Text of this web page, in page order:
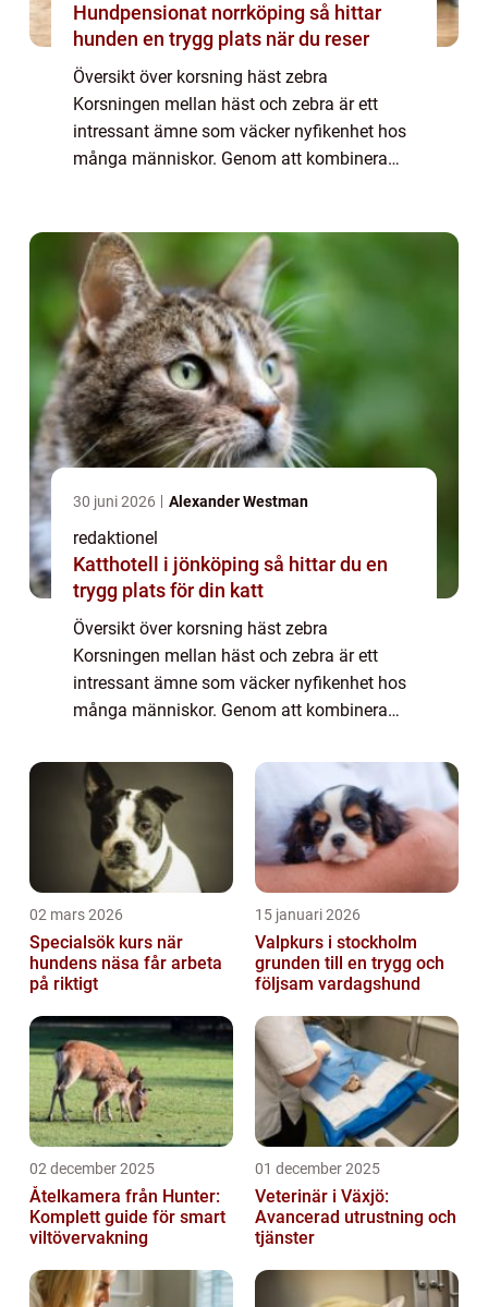
Hundpensionat norrköping så hittar
hunden en trygg plats när du reser
Översikt över korsning häst zebra
Korsningen mellan häst och zebra är ett
intressant ämne som väcker nyfikenhet hos
många människor. Genom att kombinera
kommer att ge ...
30 juni 2026 Alexander Westman
redaktionel
Katthotell i jönköping så hittar du en
trygg plats för din katt
Översikt över korsning häst zebra
Korsningen mellan häst och zebra är ett
intressant ämne som väcker nyfikenhet hos
många människor. Genom att kombinera
sina egna unika egenskaper. Denna artikel
kommer att ge ...
02 mars 2026
Specialsök kurs när
hundens näsa får arbeta
på riktigt
15 januari 2026
Valpkurs i stockholm
grunden till en trygg och
följsam vardagshund
02 december 2025
Åtelkamera från Hunter:
Komplett guide för smart
viltövervakning
01 december 2025
Veterinär i Växjö:
Avancerad utrustning och
tjänster